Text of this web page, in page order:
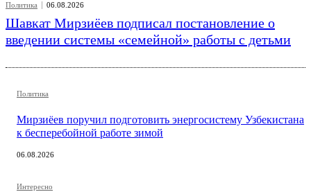
Политика 06.08.2026
Шавкат Мирзиёев подписал постановление о
введении системы «семейной» работы с детьми
Политика
Мирзиёев поручил подготовить энергосистему Узбекистана
к бесперебойной работе зимой
06.08.2026
Интересно